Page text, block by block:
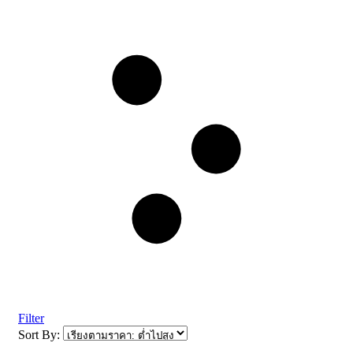
Filter
Sort By: